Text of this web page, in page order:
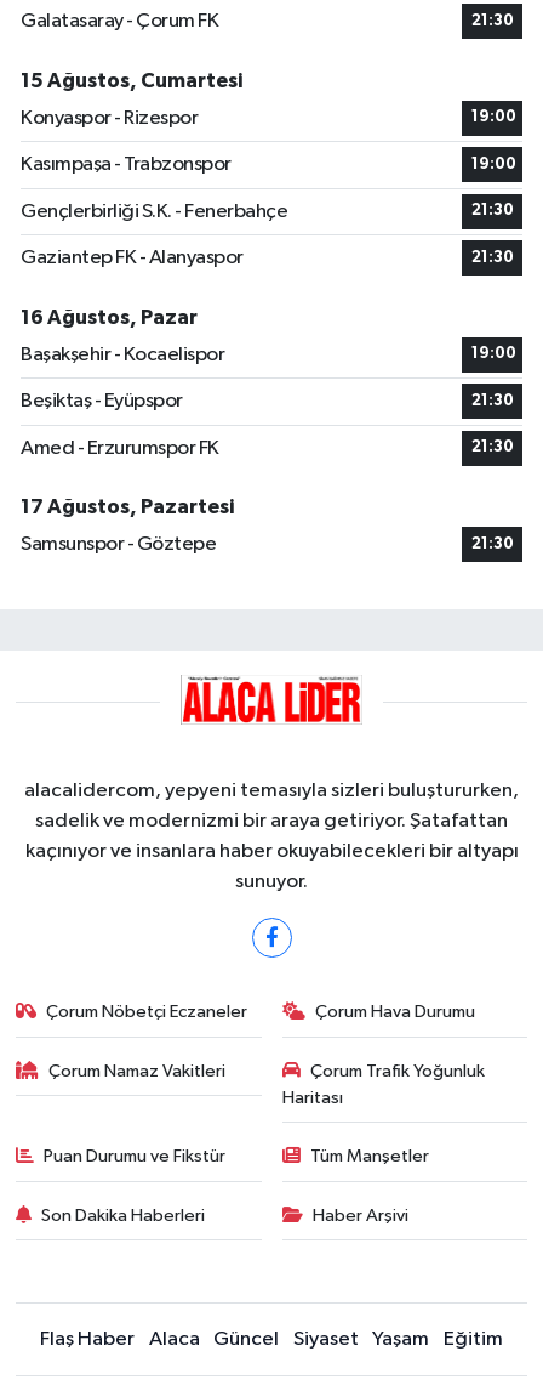
Galatasaray - Çorum FK
21:30
15 Ağustos, Cumartesi
Konyaspor - Rizespor
19:00
Kasımpaşa - Trabzonspor 19:00
Gençlerbirliği S.K. - Fenerbahçe 21:30
Gaziantep FK - Alanyaspor 21:30
16 Ağustos, Pazar
Başakşehir - Kocaelispor
19:00
Beşiktaş - Eyüpspor 21:30
Amed - Erzurumspor FK 21:30
17 Ağustos, Pazartesi
Samsunspor - Göztepe
21:30
alacalidercom, yepyeni temasıyla sizleri buluştururken,
sadelik ve modernizmi bir araya getiriyor. Şatafattan
kaçınıyor ve insanlara haber okuyabilecekleri bir altyapı
sunuyor.
Çorum Nöbetçi Eczaneler Çorum Hava Durumu
Çorum Namaz Vakitleri
Çorum Trafik Yoğunluk
Haritası
Puan Durumu ve Fikstür Tüm Manşetler
Son Dakika Haberleri Haber Arşivi
Flaş Haber Alaca Güncel Siyaset Yaşam Eğitim